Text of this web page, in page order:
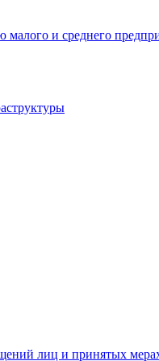
и среднего
лиц и принятых